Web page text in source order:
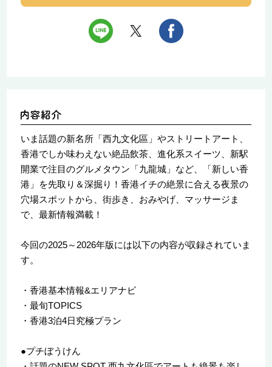
いま話題の新名所「西九文化區」やストリートアート、
香港でしか味わえない絶品飲茶、進化系スイーツ、新駅
開業で注目のグルメタウン「九龍城」など、「新しい香
港」を先取り＆深掘り！香港イチの絶景に合える夜景の
穴場スポットから、街歩き、おみやげ、マッサージま
で、最新情報満載！
今回の2025～2026年版には以下の内容が収録されていま
す。
・香港基本情報&エリアナビ
・最旬TOPICS
・香港3泊4日究極プラン
●プチぼうけん